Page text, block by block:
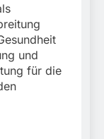
und
für die